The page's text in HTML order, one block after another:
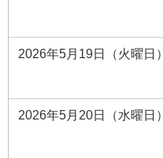
2026年5月19日（火曜日）
2026年5月20日（水曜日）